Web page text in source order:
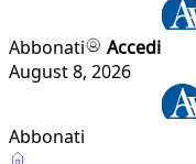
Abbonati
Accedi
August 8, 2026
Abbonati